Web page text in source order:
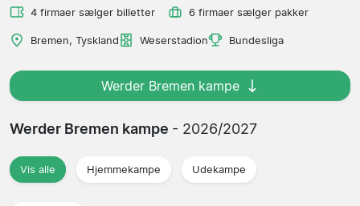
4 firmaer sælger billetter 6 firmaer sælger pakker
Bremen, Tyskland Weserstadion Bundesliga
Werder Bremen kampe
Werder Bremen kampe - 2026/2027
Vis alle Hjemmekampe Udekampe